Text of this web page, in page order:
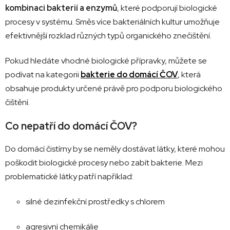
kombinaci bakteriía enzymů,kterépodporujíbiologické
procesyvsystému.Směsvícebakteriálníchkulturumožňuje
efektivnějšírozkladrůznýchtypůorganického znečištění.
Pokudhledátevhodnébiologicképřípravky,můžetese
podívatnakategorii bakterie dodomácíČOV,která
obsahujeproduktyurčenéprávěpropodporubiologického
čištění.
Co nepatřído domácíČOV?
Dodomácíčistírnybysenemělydostávatlátky,kterémohou
poškoditbiologicképrocesynebo zabítbakterie.Mezi
problematickélátkypatřínapříklad:
silnédezinfekčníprostředkyschlorem
agresivníchemikálie